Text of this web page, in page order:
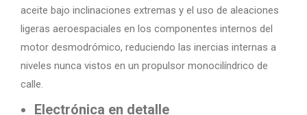
aceite bajo inclinaciones extremas y el uso de aleaciones
ligeras aeroespaciales en los componentes internos del
motor desmodrómico, reduciendo las inercias internas a
niveles nunca vistos en un propulsor monocilíndrico de
calle.
Electrónica en detalle